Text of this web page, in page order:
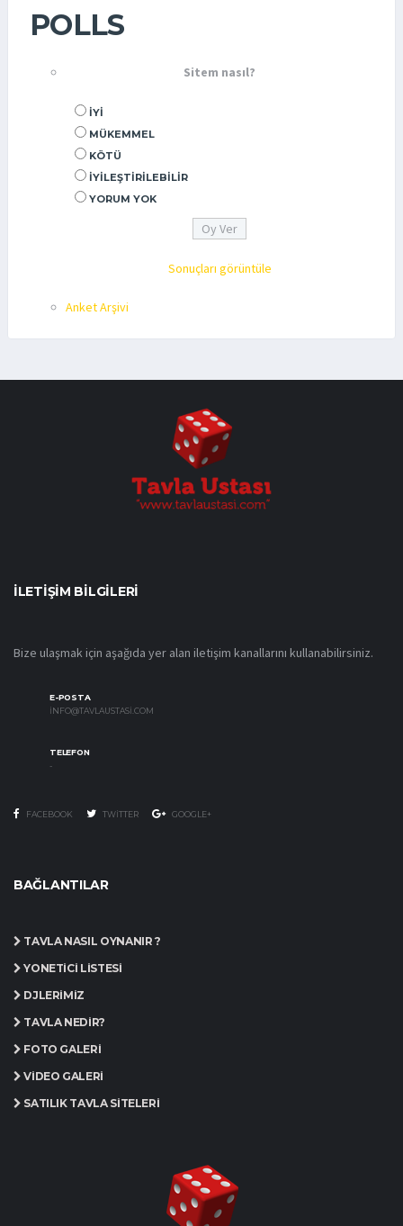
POLLS
Sitem nasıl?
İYI
MÜKEMMEL
KÖTÜ
İYILEŞTIRILEBILIR
YORUM YOK
Sonuçları görüntüle
Anket Arşivi
İLETIŞIM BILGILERI
Bize ulaşmak için aşağıda yer alan iletişim kanallarını kullanabilirsiniz.
E-POSTA
INFO@TAVLAUSTASI.COM
TELEFON
-
FACEBOOK TWITTER GOOGLE+
BAĞLANTILAR
TAVLA NASIL OYNANIR ?
YÖNETICI LISTESI
DJLERIMIZ
TAVLA NEDIR?
FOTO GALERI
VIDEO GALERI
SATILIK TAVLA SITELERI